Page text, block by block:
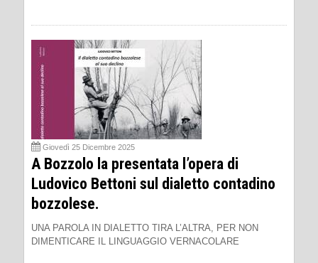
Giovedì 25 Dicembre 2025
A Bozzolo la presentata l’opera di
Ludovico Bettoni sul dialetto contadino
bozzolese.
UNA PAROLA IN DIALETTO TIRA L’ALTRA, PER NON
DIMENTICARE IL LINGUAGGIO VERNACOLARE